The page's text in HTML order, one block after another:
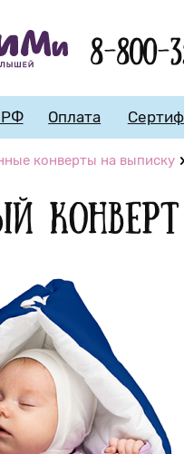
8-800-
РФ Оплата
конверты на выписку